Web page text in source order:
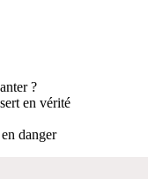
?
en vérité
danger